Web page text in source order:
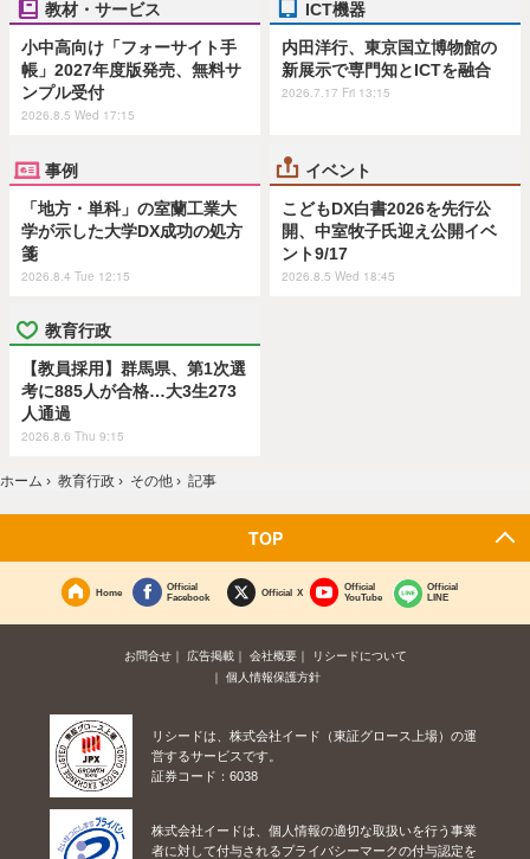
教材・サービス
小中高向け「フォーサイト手
帳」2027年度版発売、無料サ
ンプル受付
2026.8.5 Wed 17:15
ICT機器
内田洋行、東京国立博物館の
新展示で専門知とICTを融合
2026.7.17 Fri 13:15
事例
「地方・単科」の室蘭工業大
学が示した大学DX成功の処方
箋
2026.8.4 Tue 12:15
イベント
こどもDX白書2026を先行公
開、中室牧子氏迎え公開イベ
ント9/17
2026.8.5 Wed 18:45
教育行政
【教員採用】群馬県、第1次選
考に885人が合格…大3生273
人通過
2026.8.6 Thu 9:15
ホーム › 教育行政 › その他 › 記事
TOP
Home
Official
Facebook
Official X
Official
YouTube
Official
LINE
お問合せ 広告掲載 会社概要
リシードについて
個人情報保護方針
リシードは、株式会社イード（東証グロース上場）の運
営するサービスです。
証券コード：6038
株式会社イードは、個人情報の適切な取扱いを行う事業
者に対して付与されるプライバシーマークの付与認定を